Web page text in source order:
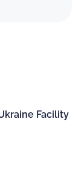
Facility